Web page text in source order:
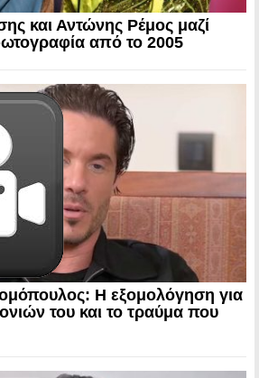
και Αντώνης Ρέμος μαζί
από το 2005
Η εξομολόγηση για
του και το τραύμα που